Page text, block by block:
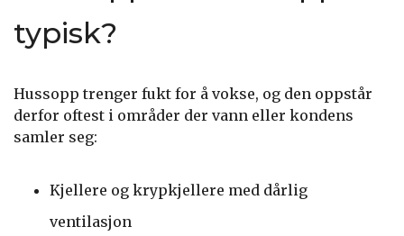
typisk?
Hussopp trenger fukt for å vokse, og den oppstår
derfor oftest i områder der vann eller kondens
samler seg:
Kjellere og krypkjellere med dårlig
ventilasjon